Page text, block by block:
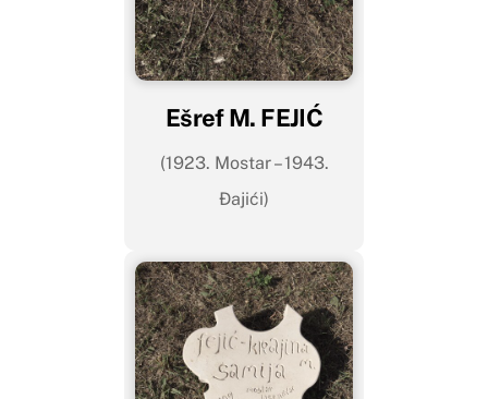
Ešref M. FEJIĆ
(1923. Mostar – 1943.
Đajići)